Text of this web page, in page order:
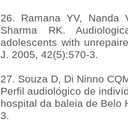
26. Ramana YV, Nanda
Sharma RK.
adolescents with
J. 2005, 42(5):570-3.
27. Souza D, Di Ninno
Perfil audiológico de
hospital da baleia de Belo
3.